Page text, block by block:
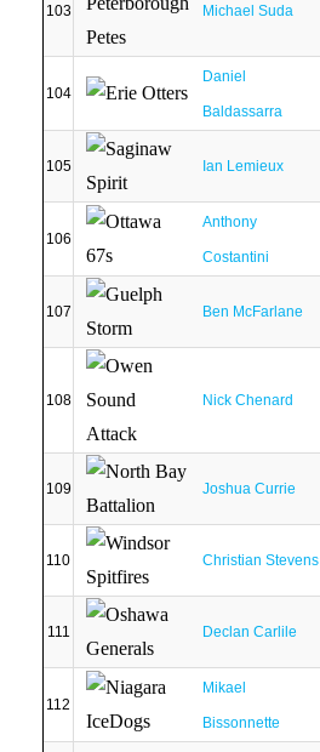
103 Michael Suda
104
Daniel
Baldassarra
105 Ian Lemieux
106
Anthony
Costantini
107 Ben McFarlane
108 Nick Chenard
109 Joshua Currie
110 Christian Stevens
111 Declan Carlile
112
Mikael
Bissonnette